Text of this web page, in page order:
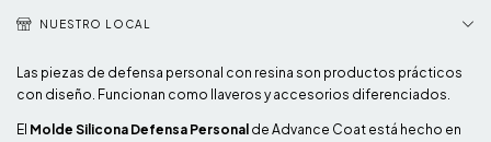
NUESTRO LOCAL
Las piezas de defensa personal con resina son productos prácticos
con diseño. Funcionan como llaveros y accesorios diferenciados.
El Molde Silicona Defensa Personal de Advance Coat está hecho en